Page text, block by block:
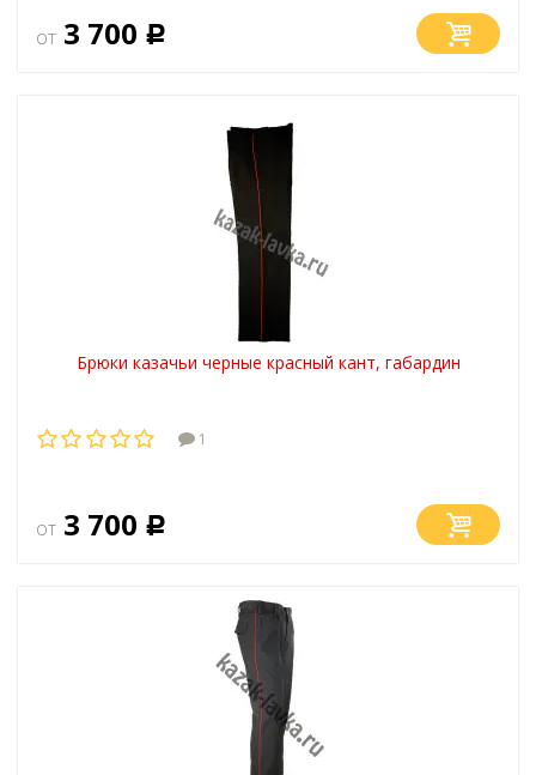
от 3 700 Р
Брюки казачьи черные красный кант, габардин
1
от 3 700 Р